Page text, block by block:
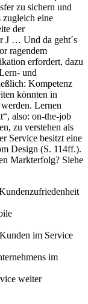
zu sichern und
zugleich eine
der
J … Und da geht´s
ragendem
erfordert, dazu
und
Kompetenz
könnten in
Lernen
also: on-the-job
zu verstehen als
Service besitzt eine
Design (S. 114ff.).
Markterfolg? Siehe
im Service
im
weiter